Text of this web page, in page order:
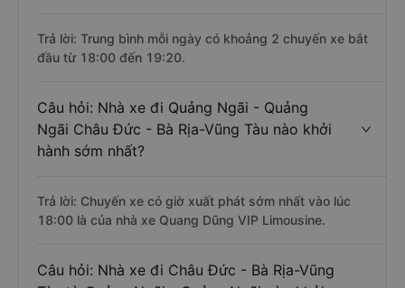
Trả lời: Trung bình mỗi ngày có khoảng 2 chuyến xe bắt
đầu từ 18:00 đến 19:20.
Câu hỏi: Nhà xe đi Quảng Ngãi - Quảng
Ngãi Châu Đức - Bà Rịa-Vũng Tàu nào khởi
hành sớm nhất?
Trả lời: Chuyến xe có giờ xuất phát sớm nhất vào lúc
18:00 là của nhà xe Quang Dũng VIP Limousine.
Câu hỏi: Nhà xe đi Châu Đức - Bà Rịa-Vũng